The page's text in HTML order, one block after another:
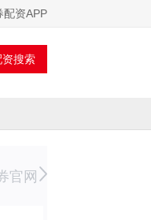
配资APP
资搜索
官网